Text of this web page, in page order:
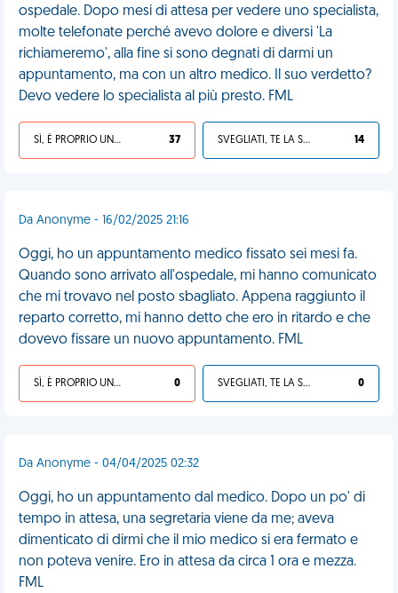
ospedale. Dopo mesi di attesa per vedere uno specialista,
molte telefonate perché avevo dolore e diversi 'La
richiameremo', alla fine si sono degnati di darmi un
appuntamento, ma con un altro medico. Il suo verdetto?
Devo vedere lo specialista al più presto. FML
SÌ, È PROPRIO UNA VDM! 37 SVEGLIATI, TE LA SEI CERCATA! 14
Da Anonyme - 16/02/2025 21:16
Oggi, ho un appuntamento medico fissato sei mesi fa.
Quando sono arrivato all'ospedale, mi hanno comunicato
che mi trovavo nel posto sbagliato. Appena raggiunto il
reparto corretto, mi hanno detto che ero in ritardo e che
dovevo fissare un nuovo appuntamento. FML
SÌ, È PROPRIO UNA VDM! 0 SVEGLIATI, TE LA SEI CERCATA! 0
Da Anonyme - 04/04/2025 02:32
Oggi, ho un appuntamento dal medico. Dopo un po' di
tempo in attesa, una segretaria viene da me; aveva
dimenticato di dirmi che il mio medico si era fermato e
non poteva venire. Ero in attesa da circa 1 ora e mezza.
FML